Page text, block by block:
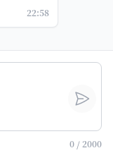
22:58
0 / 2000